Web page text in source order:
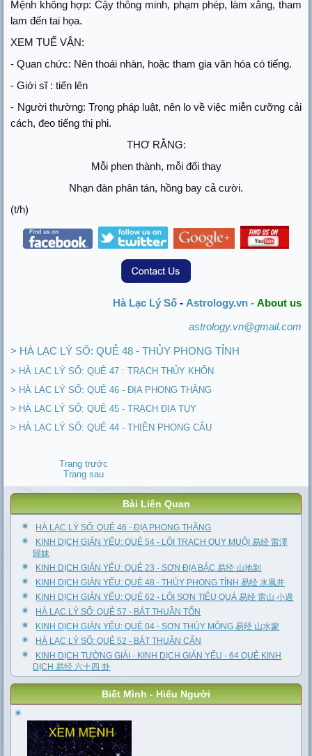
Mệnh không hợp: Cậy thông minh, phạm phép, làm xằng, tham
lam đến tai họa.
XEM TUẾ VẬN:
- Quan chức: Nên thoái nhàn, hoặc tham gia văn hóa có tiếng.
- Giới sĩ : tiến lên
- Người thường: Trọng pháp luật, nên lo về việc miễn cưỡng cải
cách, đeo tiếng thị phi.
THƠ RẰNG:
Mỗi phen thành, mỗi đổi thay
Nhạn đàn phân tán, hồng bay cả cười.
(t/h)
Hà Lạc Lý Số- Astrology.vn - About us
astrology.vn@gmail.com
> HÀ LẠC LÝ SỐ: QUẺ 48 - THỦY PHONG TỈNH
> HÀ LẠC LÝ SỐ: QUẺ 47 : TRẠCH THỦY KHỐN
> HÀ LẠC LÝ SỐ: QUẺ 46 - ĐỊA PHONG THĂNG
> HÀ LẠC LÝ SỐ: QUẺ 45 - TRẠCH ĐỊA TỤY
> HÀ LẠC LÝ SỐ: QUẺ 44 - THIÊN PHONG CẤU
Trang trước
Trang sau
Bài Liên Quan
HÀ LẠC LÝ SỐ: QUẺ 46 - ĐỊA PHONG THĂNG
KINH DỊCH GIẢN YẾU: QUẺ 54 - LÔI TRẠCH QUY MUỘI 易经 雷澤
歸妹
KINH DỊCH GIẢN YẾU: QUẺ 23 - SƠN ĐỊA BÁC 易经 山地剝
KINH DỊCH GIẢN YẾU: QUẺ 48 - THỦY PHONG TỈNH 易经 水風井
KINH DỊCH GIẢN YẾU: QUẺ 62 - LÔI SƠN TIỂU QUÁ 易经 雷山 小過
HÀ LẠC LÝ SỐ: QUẺ 57 - BÁT THUẦN TỐN
KINH DỊCH GIẢN YẾU: QUẺ 04 - SƠN THỦY MÔNG 易经 山水蒙
HÀ LẠC LÝ SỐ: QUẺ 52 - BÁT THUẦN CẤN
KINH DỊCH TƯỜNG GIẢI - KINH DỊCH GIẢN YẾU - 64 QUẺ KINH
DỊCH 易经 六十四 卦
Biết Mình - Hiểu Người